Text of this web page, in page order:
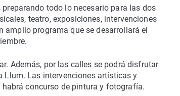
todo lo necesario para las dos
teatro, exposiciones, intervenciones
programa que se desarrollará el
Además, por las calles se podrá disfrutar
Llum. Las intervenciones artísticas y
concurso de pintura y fotografía.